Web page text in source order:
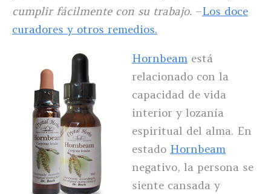
cumplir fácilmente con su trabajo. –Los doce
curadores y otros remedios.
Hornbeam está
relacionado con la
capacidad de vida
interior y lozanía
espiritual del alma. En
estado Hornbeam
negativo, la persona se
siente cansada y